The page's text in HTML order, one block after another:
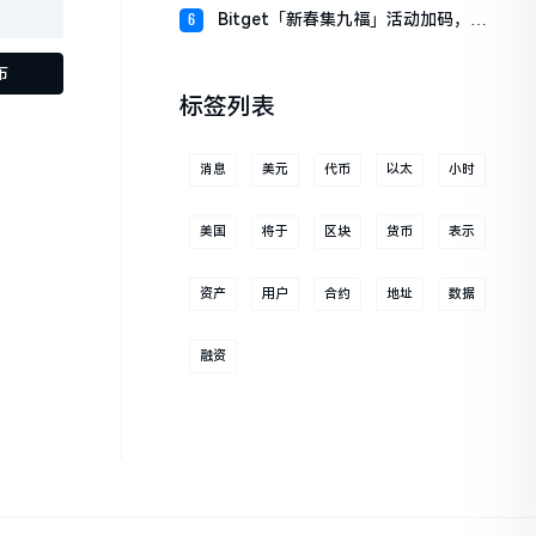
6
Bitget「新春集九福」活动加码，报
标签列表
消息 美元 代币 以太 小时
美国 将于 区块 货币 表示
资产 用户 合约 地址 数据
融资